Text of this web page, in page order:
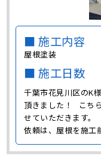
■ 施工内容
屋根塗装
■ 施工日数
千葉市花見川区のK
頂きました！ こち
せていただきます
依頼は、屋根を施工
た。 施工前の屋根
かったグレーの色